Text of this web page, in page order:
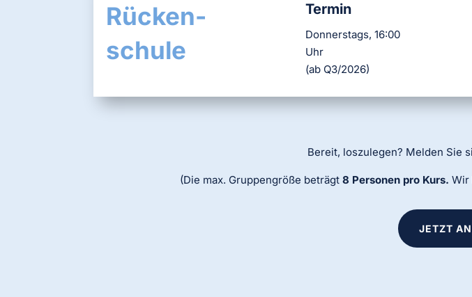
Rücken-
schule
Termin
Donnerstags, 16:00
Uhr
(ab Q3/2026)
Bereit, loszulegen? Melden Sie
(Die max. Gruppengröße beträgt 8 Personen pro Kurs. Wir
JETZT